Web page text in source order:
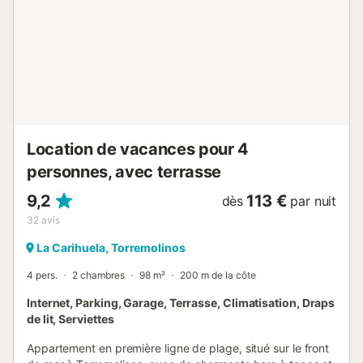
Location de vacances pour 4
personnes, avec terrasse
9,2
32 avis
dès 113 € par nuit
La Carihuela, Torremolinos
4 pers. 2 chambres 98 m² 200 m de la côte
Internet, Parking, Garage, Terrasse, Climatisation, Draps
de lit, Serviettes
Appartement en première ligne de plage, situé sur le front